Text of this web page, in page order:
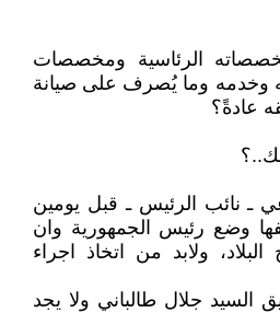
الرئاسية ومخصصات
وخدمه وما يُصرف على صيانة
عادةً؟
ـ نائب الرئيس ـ قبل يومين
وضع رئيس الجمهورية وان
ولابد من اتخاذ اجراء
السيد جلال طالباني ولا يجد